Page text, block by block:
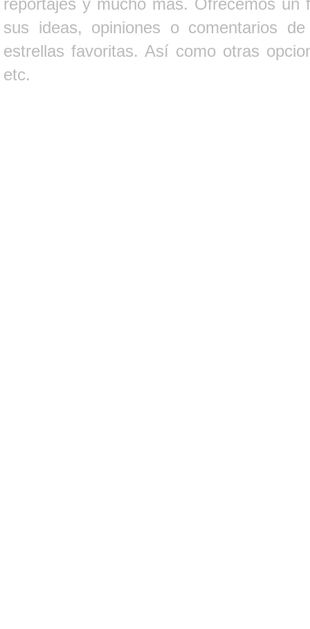
sus ideas, opiniones o comentarios
estrellas favoritas. Así como otras
etc.